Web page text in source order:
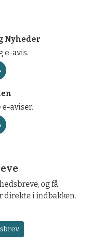
Nyheder
e-avis.
aviser.
og få
direkte i indbakken.